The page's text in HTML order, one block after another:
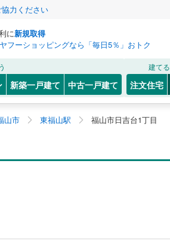
力ください
に新規取得
ヤフーショッピングなら「毎日5％」おトク
新築一戸建て 中古一戸建て
建てる
注文住宅
山市 東福山駅 福山市日吉台1丁目